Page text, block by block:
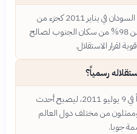
نُظم استفتاء لتقرير المصير في جنوب السودان في يناير 2011 كجزء من
اتفاقية السلام الشامل. صوت أكثر من 98% من سكان الجنوب لصالح
لقرار الاستقلال.
رسمياً؟
أعلن جنوب السودان استقلاله رسمياً في 9 يوليو 2011، ليصبح أحدث
من مختلف دول العالم
جوبا.